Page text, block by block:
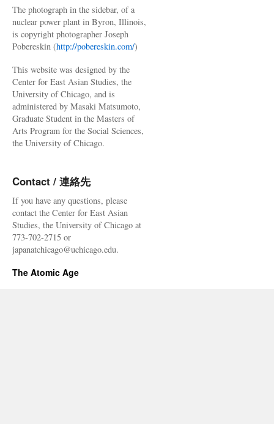
The photograph in the sidebar, of a
nuclear power plant in Byron, Illinois,
is copyright photographer Joseph
Pobereskin (http://pobereskin.com/)
This website was designed by the
Center for East Asian Studies, the
University of Chicago, and is
administered by Masaki Matsumoto,
Graduate Student in the Masters of
Arts Program for the Social Sciences,
the University of Chicago.
Contact / 連絡先
If you have any questions, please
contact the Center for East Asian
Studies, the University of Chicago at
773-702-2715 or
japanatchicago@uchicago.edu.
The Atomic Age